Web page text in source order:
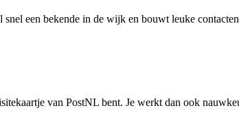
een bekende in de wijk en bouwt leuke
van PostNL bent. Je werkt dan ook